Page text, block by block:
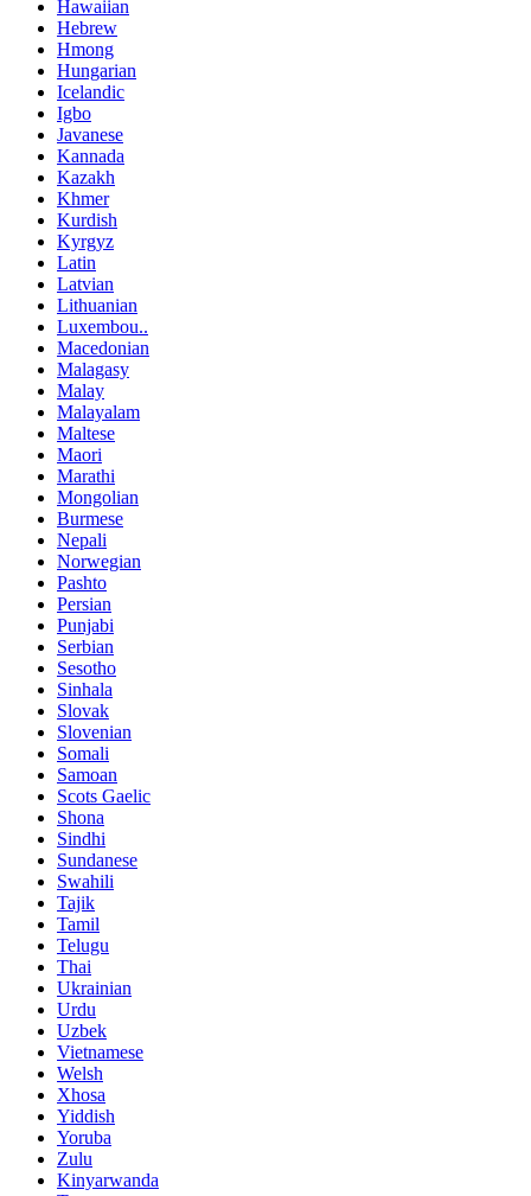
Hawaiian
Hebrew
Hmong
Hungarian
Icelandic
Igbo
Javanese
Kannada
Kazakh
Khmer
Kurdish
Kyrgyz
Latin
Latvian
Lithuanian
Luxembou..
Macedonian
Malagasy
Malay
Malayalam
Maltese
Maori
Marathi
Mongolian
Burmese
Nepali
Norwegian
Pashto
Persian
Punjabi
Serbian
Sesotho
Sinhala
Slovak
Slovenian
Somali
Samoan
Scots Gaelic
Shona
Sindhi
Sundanese
Swahili
Tajik
Tamil
Telugu
Thai
Ukrainian
Urdu
Uzbek
Vietnamese
Welsh
Xhosa
Yiddish
Yoruba
Zulu
Kinyarwanda